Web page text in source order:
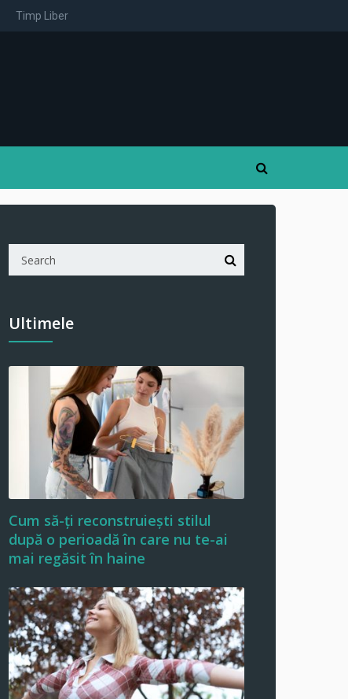
Timp Liber
Ultimele
Cum să-ți reconstruiești stilul
după o perioadă în care nu te-ai
mai regăsit în haine